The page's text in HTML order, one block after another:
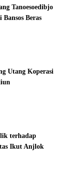
Tanoesoedibjo
Beras
Utang Koperasi
terhadap
Ikut Anjlok